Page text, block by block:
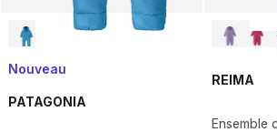
Nouveau
PATAGONIA
REIMA
Ensemble